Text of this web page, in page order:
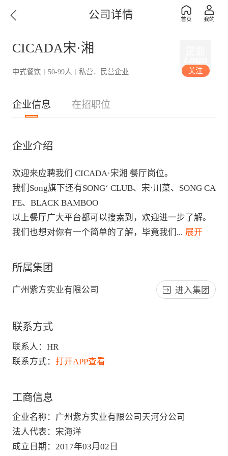
公司详情
CICADA宋·湘​
中式餐饮 | 50-99人 | 私营．民营企业 关注
企业信息 在招职位
企业介绍
欢迎来应聘我们 CICADA·宋湘 餐厅岗位。
我们Song旗下还有SONG‘ CLUB、宋·川菜、SONG CA
FE、BLACK BAMBOO
以上餐厅广大平台都可以搜索到，欢迎进一步了解。
我们也想对你有一个简单的了解，毕竟我们 ... 展开
所属集团
广州紫方实业有限公司 进入集团
联系方式
联系人： HR
联系方式： 打开APP查看
工商信息
企业名称 ： 广州紫方实业有限公司天河分公司
法人代表 ： 宋海洋
成立日期 ： 2017年03月02日